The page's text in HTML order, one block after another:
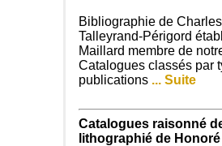
Bibliographie de
Talleyrand-Périgord
Maillard membre de
Catalogues classés par
publications ... Suite
Catalogues raisonné
lithographié de